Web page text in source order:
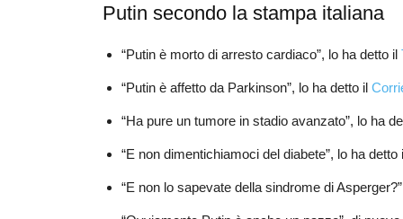
Putin secondo la stampa italiana
“Putin è morto di arresto cardiaco”, lo ha detto il
“Putin è affetto da Parkinson”, lo ha detto il
“Ha pure un tumore in stadio avanzato”, lo ha
“E non dimentichiamoci del diabete”, lo ha
“E non lo sapevate della sindrome di Asperger?”